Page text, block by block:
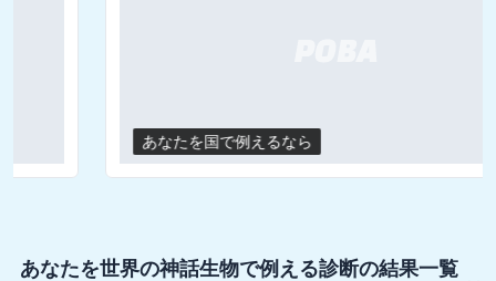
あなたを国で例えるなら
あなたを世界の神話生物で例える診断の結果一覧